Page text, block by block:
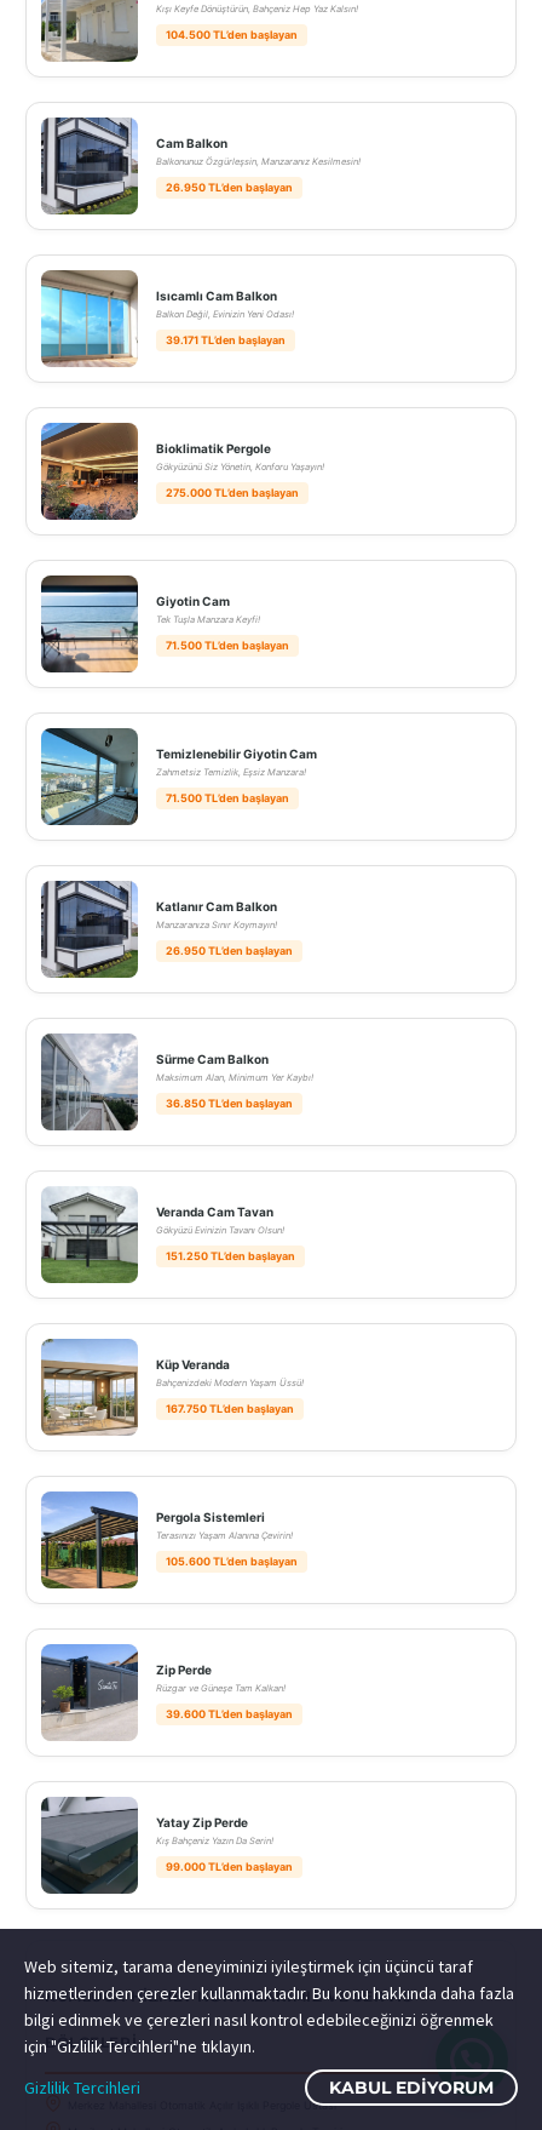
Kışı Keyfe Dönüştürün, Bahçeniz Hep Yaz Kalsın!
104.500 TL’den başlayan
Cam Balkon
Balkonunuz Özgürleşsin, Manzaranız Kesilmesin!
26.950 TL’den başlayan
Isıcamlı Cam Balkon
Balkon Değil, Evinizin Yeni Odası!
39.171 TL’den başlayan
Bioklimatik Pergole
Gökyüzünü Siz Yönetin, Konforu Yaşayın!
275.000 TL’den başlayan
Giyotin Cam
Tek Tuşla Manzara Keyfi!
71.500 TL’den başlayan
Temizlenebilir Giyotin Cam
Zahmetsiz Temizlik, Eşsiz Manzara!
71.500 TL’den başlayan
Katlanır Cam Balkon
Manzaranıza Sınır Koymayın!
26.950 TL’den başlayan
Sürme Cam Balkon
Maksimum Alan, Minimum Yer Kaybı!
36.850 TL’den başlayan
Veranda Cam Tavan
Gökyüzü Evinizin Tavanı Olsun!
151.250 TL’den başlayan
Küp Veranda
Bahçenizdeki Modern Yaşam Üssü!
167.750 TL’den başlayan
Pergola Sistemleri
Terasınızı Yaşam Alanına Çevirin!
105.600 TL’den başlayan
Zip Perde
Rüzgar ve Güneşe Tam Kalkan!
39.600 TL’den başlayan
Yatay Zip Perde
Kış Bahçeniz Yazın Da Serin!
99.000 TL’den başlayan
KUMLUCA HIZMET NOKTALARIMIZ VE SERVIS
BÖLGELERI
Merkez Mahallesi Otomatik Açılır Işıklı Pergole Ustası
Web sitemiz, tarama deneyiminizi iyileştirmek için üçüncü taraf
hizmetlerinden çerezler kullanmaktadır. Bu konu hakkında daha fazla
bilgi edinmek ve çerezleri nasıl kontrol edebileceğinizi öğrenmek
için "Gizlilik Tercihleri"ne tıklayın.
Gizlilik Tercihleri
KABUL EDIYORUM